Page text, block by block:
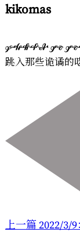
kikomas
 
跳入那些诡谲的
上一篇 2022/3/